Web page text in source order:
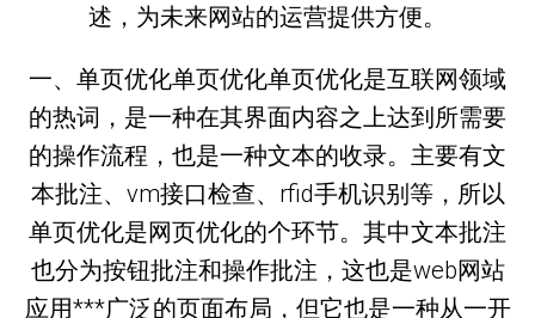
述，为未来网站的运营提供方便。
一、单页优化单页优化单页优化是互联网领域
的热词，是一种在其界面内容之上达到所需要
的操作流程，也是一种文本的收录。主要有文
本批注、vm接口检查、rfid手机识别等，所以
单页优化是网页优化的个环节。其中文本批注
也分为按钮批注和操作批注，这也是web网站
应用***广泛的页面布局，但它也是一种从一开